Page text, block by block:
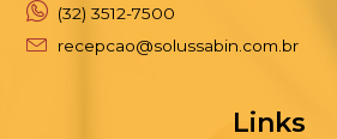
(32) 3512-7500
recepcao@solussabin.com.br
Links